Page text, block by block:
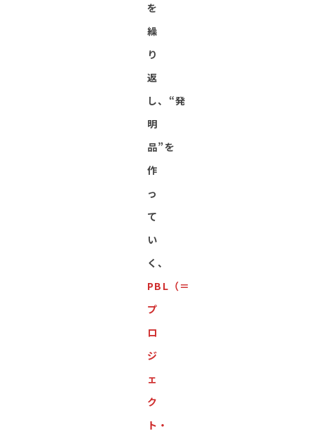
を
繰
り
返
し、“発
明
品”を
作
っ
て
い
く、
PBL（＝
プ
ロ
ジ
ェ
ク
ト・